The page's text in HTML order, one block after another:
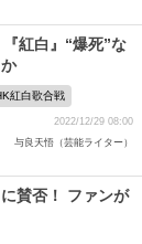
紅白』“爆死”な
紅白歌合戦
2022/12/29 08:00
与良天悟（芸能ライター）
賛否！ ファンが